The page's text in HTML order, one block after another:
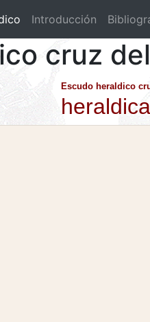
Introducción
cruz
Escudo heraldico